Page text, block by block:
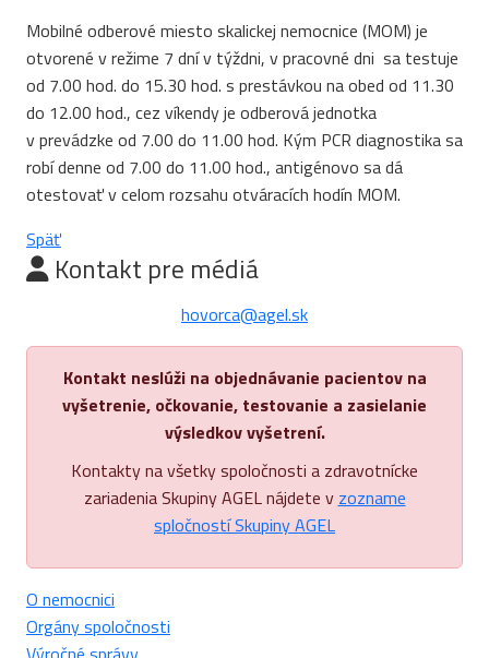
Mobilné odberové miesto skalickej nemocnice (MOM) je
otvorené v režime 7 dní v týždni, v pracovné dni sa testuje
od 7.00 hod. do 15.30 hod. s prestávkou na obed od 11.30
do 12.00 hod., cez víkendy je odberová jednotka
v prevádzke od 7.00 do 11.00 hod. Kým PCR diagnostika sa
robí denne od 7.00 do 11.00 hod., antigénovo sa dá
otestovať v celom rozsahu otváracích hodín MOM.
Späť
Kontakt pre médiá
hovorca@agel.sk
Kontakt neslúži na objednávanie pacientov na
vyšetrenie, očkovanie, testovanie a zasielanie
výsledkov vyšetrení.
Kontakty na všetky spoločnosti a zdravotnícke
zariadenia Skupiny AGEL nájdete v zozname
spločností Skupiny AGEL
O nemocnici
Orgány spoločnosti